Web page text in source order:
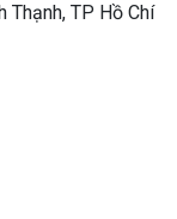
Thạnh, TP Hồ Chí